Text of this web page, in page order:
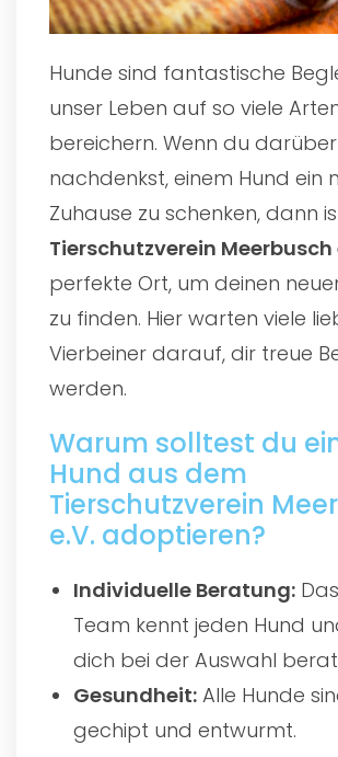
Hunde sind fantastische
unser Leben auf so viele
bereichern. Wenn du darüber
nachdenkst, einem Hund ein
Zuhause zu schenken, dann
Tierschutzverein Meerbusch
perfekte Ort, um deinen
zu finden. Hier warten viele
Vierbeiner darauf, dir treue
werden.
Warum solltest du
Hund aus dem
Tierschutzverein
e.V. adoptieren?
Individuelle Beratung:
Team kennt jeden Hund
dich bei der Auswahl
Gesundheit: Alle Hunde
gechipt und entwurmt.